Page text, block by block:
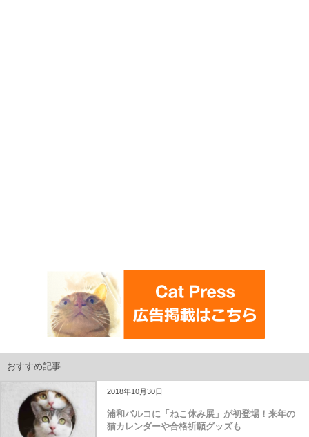
おすすめ記事
2018年10月30日
浦和パルコに「ねこ休み展」が初登場！来年の
猫カレンダーや合格祈願グッズも